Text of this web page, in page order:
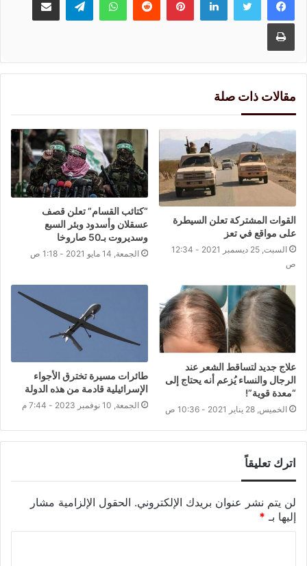
طباعة
مقالات ذات صلة
القوات المشتركة تعلن السيطرة
على مواقع في تعز
السبت, 25 ديسمبر 2021 - 12:34
ص
“كتائب القسام” تعلن قصف
عسقلان وأسدود وبئر السبع
وسديروت بـ50 صاروخا
الجمعة, 14 مايو 2021 - 1:18 ص
علاج جديد لتساقط الشعر عند
الرجال والنساء يُزعم أنه يحتاج إلى
“معدة قوية”!
الخميس, 28 يناير 2021 - 10:36 ص
طائرات مسيرة تخترق الأجواء
الإسرائيلية قادمة من هذه الدولة
الجمعة, 10 نوفمبر 2023 - 7:44 م
اترك تعليقاً
لن يتم نشر عنوان بريدك الإلكتروني. الحقول الإلزامية مشار
إليها بـ *